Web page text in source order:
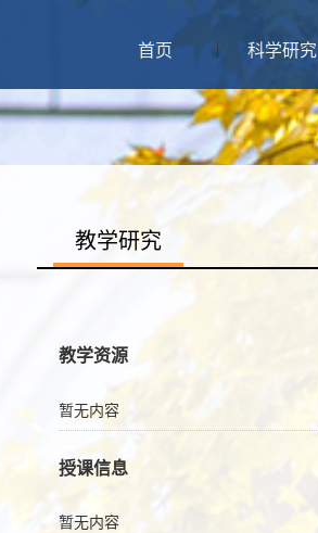
首页
科学研究
教学研究
教学资源
暂无内容
授课信息
暂无内容